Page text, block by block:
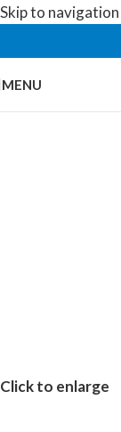
Skip to navigation
MENU
Click to enlarge